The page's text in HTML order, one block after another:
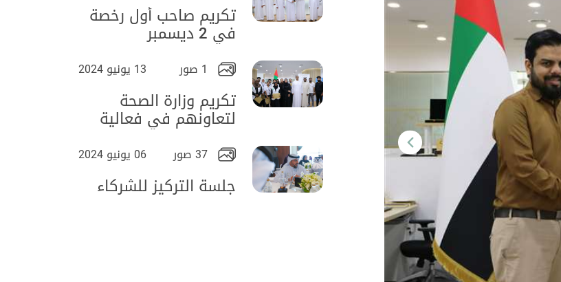
تكريم صاحب أول رخصة
في 2 ديسمبر
1 صور 13 يونيو 2024
تكريم وزارة الصحة
لتعاونهم في فعالية
التوعية الصحية
37 صور 06 يونيو 2024
جلسة التركيز للشركاء